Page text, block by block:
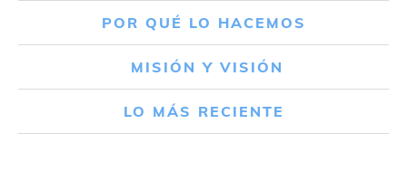
POR QUÉ LO HACEMOS
MISIÓN Y VISIÓN
LO MÁS RECIENTE